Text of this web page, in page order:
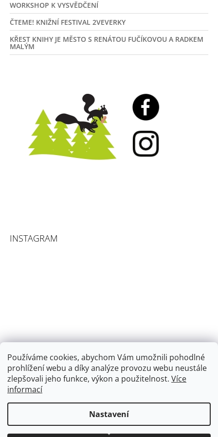
Používáme cookies, abychom Vám umožnili pohodlné
prohlížení webu a díky analýze provozu webu neustále
zlepšovali jeho funkce, výkon a použitelnost. Více
informací
Nastavení
WORKSHOP K VYSVĚDČENÍ
ČTEME! KNIŽNÍ FESTIVAL 2VEVERKY
KŘEST KNIHY JE MĚSTO S RENÁTOU FUČÍKOVOU A RADKEM
MALÝM
INSTAGRAM